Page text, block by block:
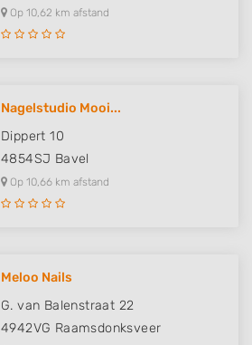
Op 10,62 km afstand
Nagelstudio Mooi...
Dippert 10
4854SJ Bavel
Op 10,66 km afstand
Meloo Nails
G. van Balenstraat 22
4942VG Raamsdonksveer